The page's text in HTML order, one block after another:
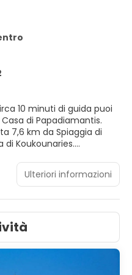
10 minuti di guida puoi
di Papadiamantis.
7,6 km da Spiaggia di
di Koukounaries.
privata della struttura,
disponibili, che
In questo hotel potrai
servizi di concierge e
con aria condizionata
e lettore DVD. Le
patio attrezzato. Il Wi-Fi
contatto con il mondo,
Ulteriori informazioni